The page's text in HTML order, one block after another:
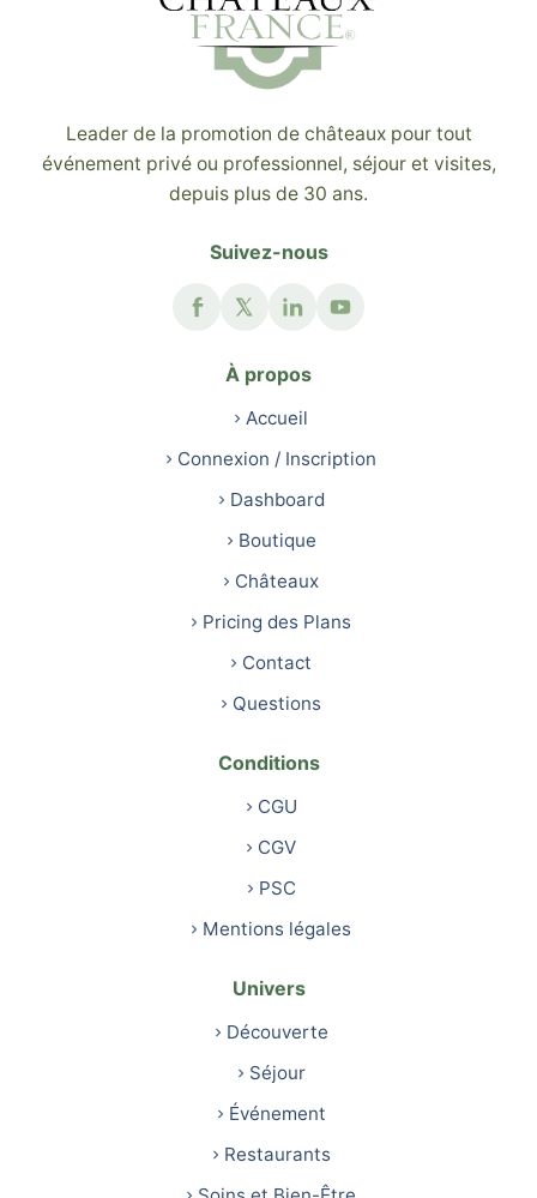
Leader de la promotion de châteaux pour tout
événement privé ou professionnel, séjour et visites,
depuis plus de 30 ans.
Suivez-nous
À propos
Accueil
Connexion / Inscription
Dashboard
Boutique
Châteaux
Pricing des Plans
Contact
Questions
Conditions
CGU
CGV
PSC
Mentions légales
Univers
Découverte
Séjour
Événement
Restaurants